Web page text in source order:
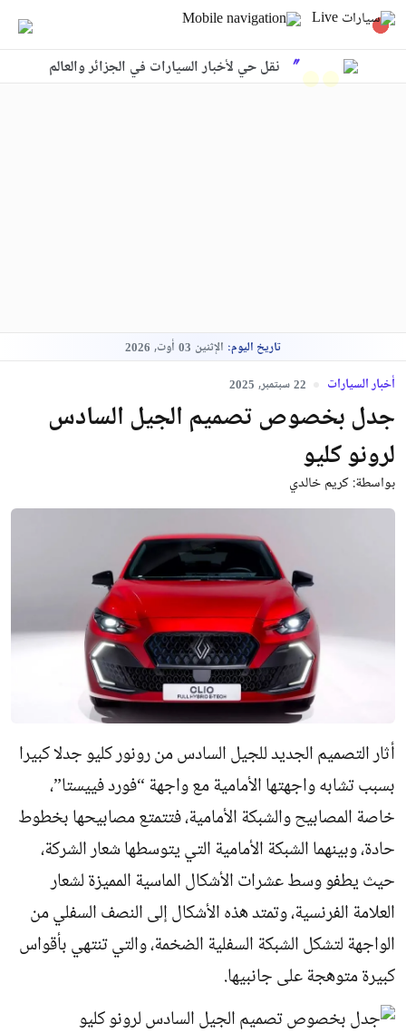
نقل حي لأخبار السيارات في الجزائر والعالم
تاريخ اليوم: الإثنين 03 أوت, 2026
أخبار السيارات 22 سبتمبر, 2025
جدل بخصوص تصميم الجيل السادس
لرونو كليو
بواسطة:كريم خالدي
أثار التصميم الجديد للجيل السادس من رونور كليو جدلا كبيرا
بسبب تشابه واجهتها الأمامية مع واجهة “فورد فييستا”،
خاصة المصابيح والشبكة الأمامية، فتتمتع مصابيحها بخطوط
حادة، وبينهما الشبكة الأمامية التي يتوسطها شعار الشركة،
حيث يطفو وسط عشرات الأشكال الماسية المميزة لشعار
العلامة الفرنسية، وتمتد هذه الأشكال إلى النصف السفلي من
الواجهة لتشكل الشبكة السفلية الضخمة، والتي تنتهي بأقواس
كبيرة متوهجة على جانبيها.